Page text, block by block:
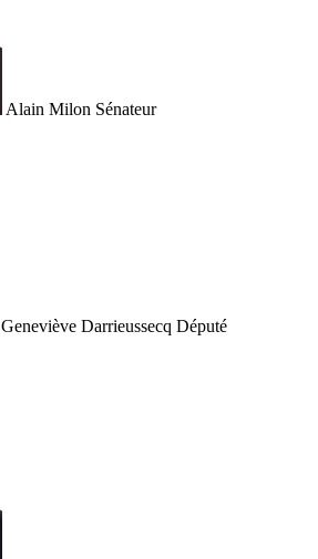
Alain Milon Sénateur
Geneviève Darrieussecq Député